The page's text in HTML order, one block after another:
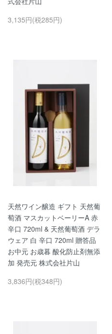
3,135円(税285円)
天然ワイン醸造 ギフト 天然葡
萄酒 マスカットベーリーA 赤
辛口 720ml & 天然葡萄酒 デラ
ウェア 白 辛口 720ml 贈答品
お中元 お歳暮 酸化防止剤無添
加 発売元 株式会社片山
3,836円(税348円)